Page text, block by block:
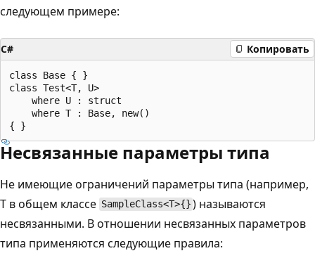
следующем примере:
C# Копировать
class Base { }
class Test<T, U>
    where U : struct
    where T : Base, new()
Несвязанные параметры типа
Не имеющие ограничений параметры типа (например,
T в общем классе SampleClass<T>{} ) называются
несвязанными. В отношении несвязанных параметров
типа применяются следующие правила: